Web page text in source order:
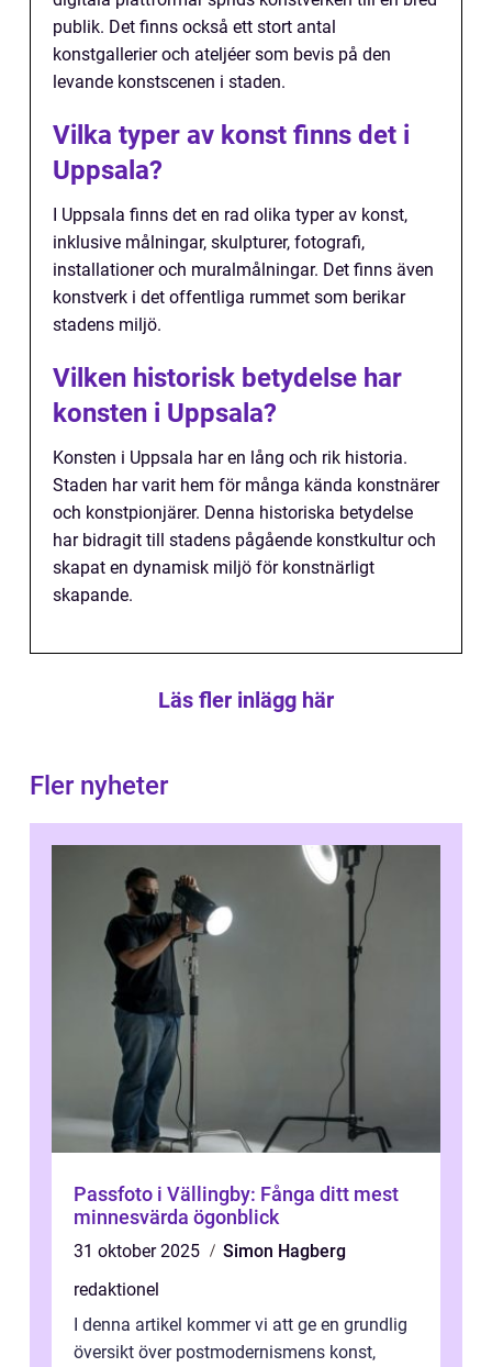
publik. Det finns också ett stort antal
konstgallerier och ateljéer som bevis på den
levande konstscenen i staden.
Vilka typer av konst finns det i
Uppsala?
I Uppsala finns det en rad olika typer av konst,
inklusive målningar, skulpturer, fotografi,
installationer och muralmålningar. Det finns även
konstverk i det offentliga rummet som berikar
stadens miljö.
Vilken historisk betydelse har
konsten i Uppsala?
Konsten i Uppsala har en lång och rik historia.
Staden har varit hem för många kända konstnärer
och konstpionjärer. Denna historiska betydelse
har bidragit till stadens pågående konstkultur och
skapat en dynamisk miljö för konstnärligt
skapande.
Läs fler inlägg här
Fler nyheter
Passfoto i Vällingby: Fånga ditt mest
minnesvärda ögonblick
31 oktober 2025
Simon Hagberg
redaktionel
I denna artikel kommer vi att ge en grundlig
översikt över postmodernismens konst,